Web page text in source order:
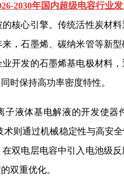
2030年国内超级电容行业
核心引擎。传统活性炭材
，石墨烯、碳纳米管等新
开发的石墨烯基电极材料
时保持高功率密度特性。
子液体基电解液的开发使器
则通过机械稳定性与高安
双电层电容中引入电池级
双重优化。